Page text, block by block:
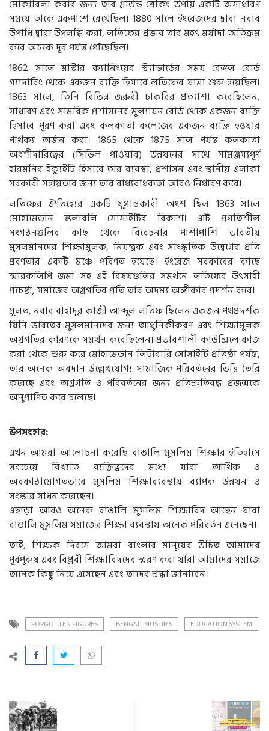
মোকাবিলা করার জন্য তার গ্রাউন্ড ব্রেকিং উপায় একটি অসাধারণ
সময়ে তাকে একপাশে রেখেছিল। 1880 সালে ইংরেজদের দ্বারা নবাব
উপাধি দ্বারা উপলব্ধি করা, লতিফের প্রভাব তার মহৎ মর্যাদা অতিক্রম
করে অনেক দূর পর্যন্ত পৌঁছেছিল।
1862 সালে মাস্টার ক্যানিংয়ের স্ট্যান্ডার্ডের সময় বেঙ্গল বোর্ড
গ্যাদারিং থেকে একজন ব্যক্তি হিসাবে লতিফের যাত্রা শুরু হয়েছিল।
1863 সালে, তিনি বিভিন্ন জরুরী চাকরির প্রত্যাশা করেছিলেন,
সাধারণ এবং সামরিক প্রশাসনের মূল্যায়ন বোর্ড থেকে একজন ব্যক্তি
হিসাবে পূরণ করা এবং কলকাতা কলেজের একজন ব্যক্তি হওয়ার
পার্থক্য অর্জন করা। 1865 থেকে 1875 সাল পর্যন্ত কলকাতা
অংশীদারিত্বের (সিভিল পাওয়ার) উন্নয়নের সাথে সামঞ্জস্যপূর্ণ
হারমনির ইক্যুইটি হিসাবে তার ব্যবস্থা, প্রশাসন এবং স্থানীয় এলাকা
সরকারী সহায়তার জন্য তার বাধ্যবাধকতা আরও নির্ধারণ করে।
লতিফের ঐতিহ্যের একটি যুগান্তকারী অংশ ছিল 1863 সালে
মোহামেডান স্কলারলি সোসাইটির বিকাশ। এটি প্রগতিশীল
সংগঠনগুলির কাছ থেকে বিবেচনার পাশাপাশি ভারতীয়
মুসলমানদের শিক্ষামূলক, নিয়ন্ত্রক এবং সাংস্কৃতিক উদ্বেগের প্রতি
প্রবণতার একটি মঞ্চে পরিণত হয়েছে। ইংরেজ সরকারের কাছে
স্মারকলিপি জমা সহ এই বিষয়গুলির সমর্থনে লতিফের উৎসাহী
প্রচেষ্টা, সমাজের অগ্রগতির প্রতি তার অদম্য অঙ্গীকার প্রদর্শন করে।
মূলত, নবাব বাহাদুর কাজী আব্দুল লতিফ ছিলেন একজন পথপ্রদর্শক
যিনি ভারতের মুসলমানদের জন্য আধুনিকীকরণ এবং শিক্ষামূলক
অগ্রগতির কারণকে সমর্থন করেছিলেন। প্রভাবশালী কাউন্সিলে কাজ
করা থেকে শুরু করে মোহামেডান লিটারারি সোসাইটি প্রতিষ্ঠা পর্যন্ত,
তার অনেক অবদান উল্লেখযোগ্য সামাজিক পরিবর্তনের ভিত্তি তৈরি
করেছে এবং অগ্রগতি ও পরিবর্তনের জন্য প্রতিশ্রুতিবদ্ধ প্রজন্মকে
অনুপ্রাণিত করে চলেছে।
উপসংহার:
এখন আমরা আলোচনা করেছি বাঙালি মুসলিম শিক্ষার ইতিহাসে
সবচেয়ে বিখ্যাত ব্যক্তিত্বদের মধ্যে যারা আর্থিক ও
অবকাঠামোগতভাবে মুসলিম শিক্ষাব্যবস্থায় ব্যাপক উন্নয়ন ও
সংস্কার সাধন করেছেন।
এছাড়া আরও অনেক বাঙালি মুসলিম শিক্ষাবিদ আছেন যারা
বাঙালি মুসলিম সমাজের শিক্ষা ব্যবস্থায় অনেক পরিবর্তন এনেছেন।
তাই, শিক্ষক দিবসে আমরা বাংলার মানুষের উচিত আমাদের
পূর্বপুরুষ এবং বিপ্লবী শিক্ষাবিদদের স্মরণ করা যারা আমাদের সমাজে
অনেক কিছু নিয়ে এসেছেন এবং তাদের শ্রদ্ধা জানাবেন।
FORGOTTEN FIGURES BENGALI MUSLIMS EDUCATION SYSTEM